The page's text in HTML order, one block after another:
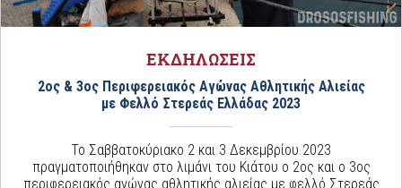
ΕΚΔΗΛΩΣΕΙΣ
2ος & 3ος Περιφερειακός Αγώνας Αθλητικής Αλιείας
με Φελλό Στερεάς Ελλάδας 2023
Το Σαββατοκύριακο 2 και 3 Δεκεμβρίου 2023
πραγματοποιήθηκαν στο λιμάνι του Κιάτου ο 2ος και ο 3ος
περιφερειακός αγώνας αθλητικής αλιείας με φελλό Στερεάς